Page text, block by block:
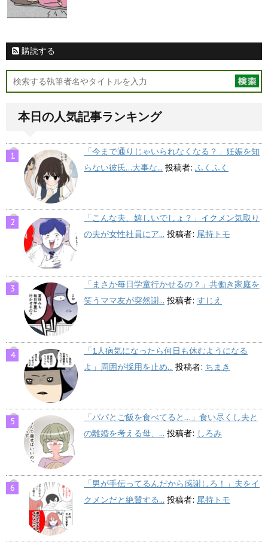
購読する
本日の人気記事ランキング
「今まで通りじゃいられなくなる？」妊娠を知
らない彼氏…大事な... 投稿者: ふくふく
「こんな夫、嬉しいでしょ？」イクメン気取り
の夫が女性社員にア... 投稿者: 尾持トモ
「まさか毎日学童行かせるの？」共働き家庭を
笑うママ友が突然謝... 投稿者: すじえ
「1人病気になったら何日も休むようになる
よ」周囲が採用を止め... 投稿者: ちまき
「パパとご飯を食べてると…」食い尽くし夫と
の離婚を考える母、... 投稿者: しろみ
「男が手伝ってるんだから感謝しろ！」夫をイ
クメンだと絶賛する... 投稿者: 尾持トモ